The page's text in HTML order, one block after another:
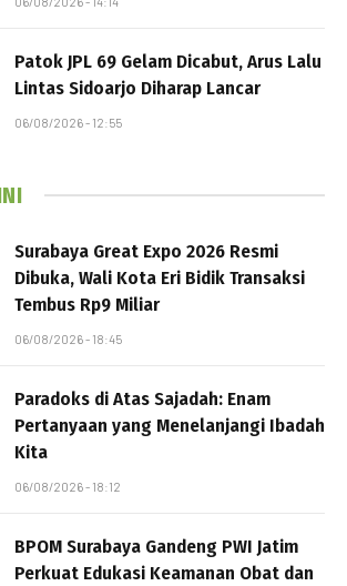
Patok JPL 69 Gelam Dicabut, Arus Lalu
Lintas Sidoarjo Diharap Lancar
06/08/2026 - 12:55
Surabaya Great Expo 2026 Resmi
Dibuka, Wali Kota Eri Bidik Transaksi
Tembus Rp9 Miliar
06/08/2026 - 18:45
Paradoks di Atas Sajadah: Enam
Pertanyaan yang Menelanjangi Ibadah
Kita
06/08/2026 - 18:12
BPOM Surabaya Gandeng PWI Jatim
Perkuat Edukasi Keamanan Obat dan